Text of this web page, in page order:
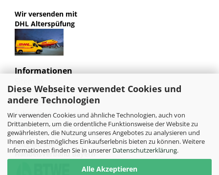
Diese Webseite verwendet Cookies und
andere Technologien
Wir verwenden Cookies und ähnliche Technologien, auch von
Drittanbietern, um die ordentliche Funktionsweise der Website zu
gewährleisten, die Nutzung unseres Angebotes zu analysieren und
Ihnen ein bestmögliches Einkaufserlebnis bieten zu können. Weitere
Informationen finden Sie in unserer Datenschutzerklärung.
Alle Akzeptieren
Wir versenden mit
DHL Alterspüfung
Informationen
Jugendschutz
Bild und Markenrechte
Tabak Pedia
Weiterleitung von HU-Tobacco
Mitglied im
Handelsverband Bayern